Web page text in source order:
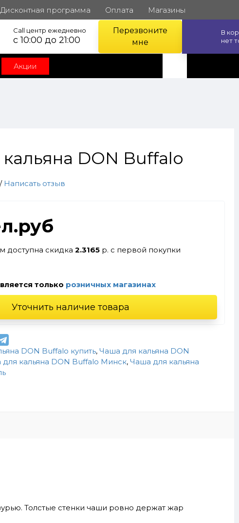
Дисконтная программа Оплата Магазины
Call центр ежедневно
с 10:00 до 21:00
Перезвоните
мне
В
нет
Акции
DON Buffalo
/ Написать отзыв
доступна скидка 2.3165 р. с первой покупки
только розничных магазинах
Уточнить наличие товара
DON Buffalo купить, Чаша для кальяна DON
кальяна DON Buffalo Минск, Чаша для кальяна
Толстые стенки чаши ровно держат жар